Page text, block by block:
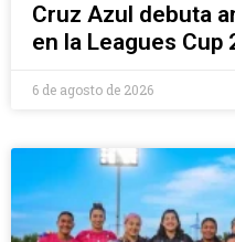
Cruz Azul debuta
en la Leagues Cup
6 de agosto de 2026